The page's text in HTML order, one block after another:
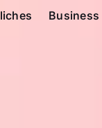
Business